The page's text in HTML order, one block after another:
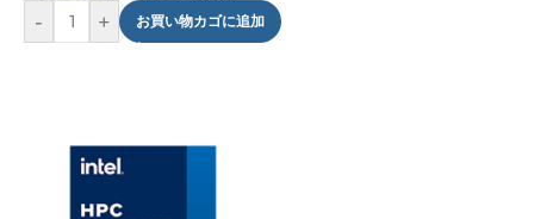
- + お買い物カゴに追加